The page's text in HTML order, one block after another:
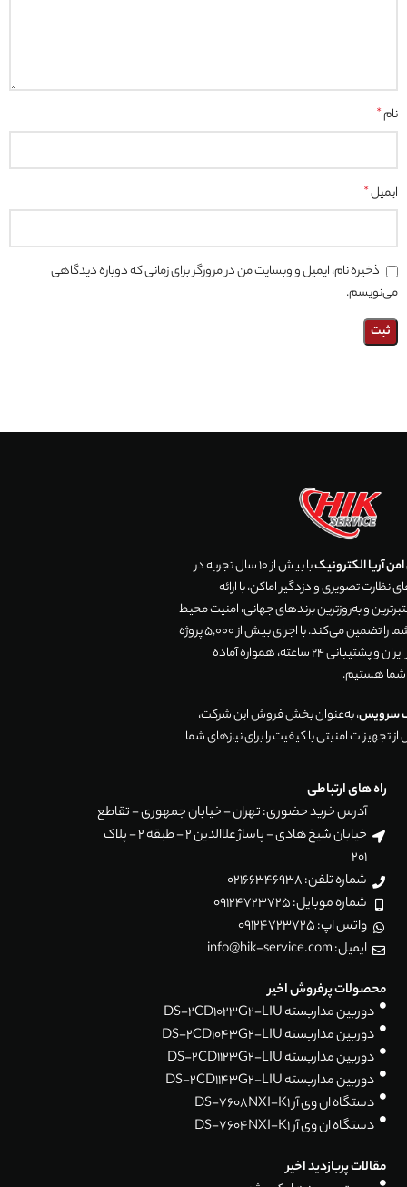
نام*
ایمیل*
ذخیره نام، ایمیل و وبسایت من در مرورگر برای زمانی که دوباره دیدگاهی
می‌نویسم.
آریا الکترونیک
با بیش از 10 سال تجربه در
تصویری و دزدگیر اماکن، با ارائه
و به‌روزترین برندهای جهانی، امنیت محیط
زندگی و تجارت شما را تضمین می‌کند. با اجرای بیش از 5,000 پروژه
موفق در سراسر ایران و پشتیبانی 24 ساعته، همواره آماده
شما هستیم.
سرویس، به‌عنوان بخش فروش این شرکت،
تجهیزات امنیتی با کیفیت را برای نیازهای شما
راه های ارتباطی
آدرس خرید حضوری: تهران - خیابان جمهوری - تقاطع
خیابان شیخ هادی - پاساژ علاالدین 2 - طبقه 2 - پلاک
201
شماره تلفن: 02166346938
شماره موبایل: 09124723725
واتس اپ: 09124723725
ایمیل: info@hik-service.com
محصولات پرفروش اخیر
دوربین مداربسته DS-2CD1023G2-LIU
دوربین مداربسته DS-2CD1043G2-LIU
دوربین مداربسته DS-2CD1123G2-LIU
دوربین مداربسته DS-2CD1143G2-LIU
دستگاه ان وی آر DS-7608NXI-K1
دستگاه ان وی آر DS-7604NXI-K1
مقالات پربازدید اخیر